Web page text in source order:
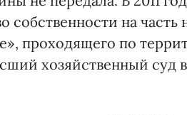
собственности на
проходящего по
хозяйственный суд в